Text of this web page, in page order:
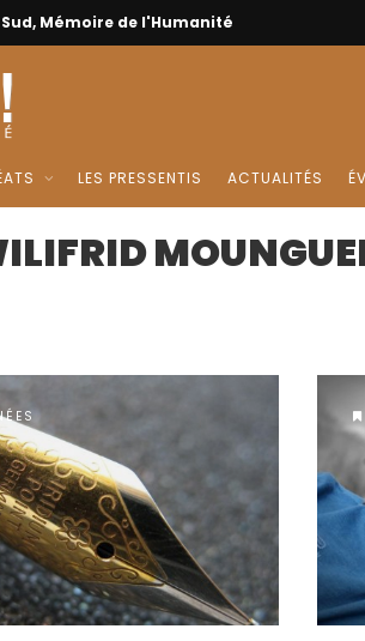
Mémoire de l'Humanité
LES PRESSENTIS ACTUALITÉS